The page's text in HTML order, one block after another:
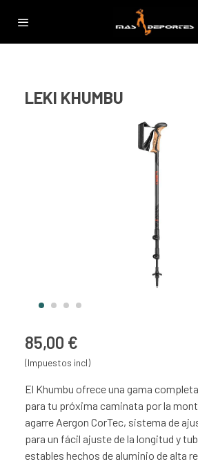
LEKI KHUMBU
85,00 €
(Impuestos incl)
El Khumbu ofrece una gama
para tu próxima caminata por la
agarre Aergon CorTec, sistema de
para un fácil ajuste de la longitud y
estables hechos de aluminio de alta